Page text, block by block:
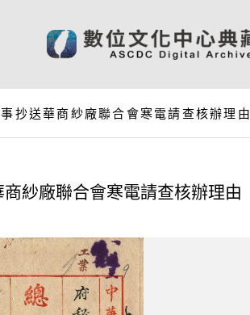
抄送華商紗廠聯合會寒電請查核辦理由
紗廠聯合會寒電請查核辦理由